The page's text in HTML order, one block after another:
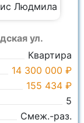
ул.
Квартира
14 300 000 ₽
155 434 ₽
5
Смеж.-раз.
Людмила